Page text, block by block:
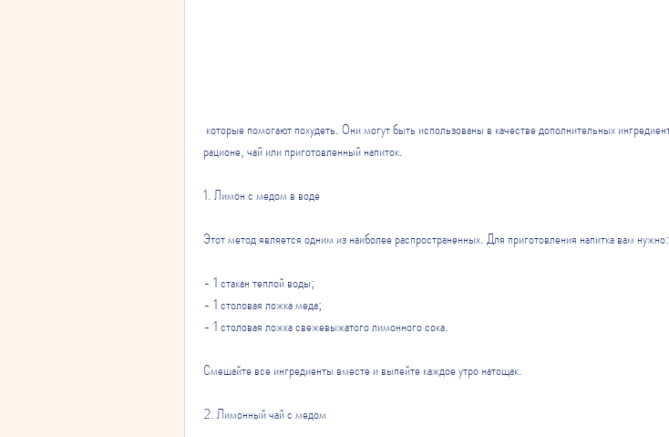
рационе, чай или приготовленный напиток.
1. Лимон с медом в воде
Этот метод является одним из наиболее распространенных. Для приготовления напитка вам нужно:
- 1 стакан теплой воды;
- 1 столовая ложка меда;
- 1 столовая ложка свежевыжатого лимонного сока.
Смешайте все ингредиенты вместе и выпейте каждое утро натощак.
2. Лимонный чай с медом